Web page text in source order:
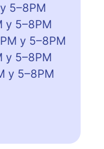
5–8PM
y 5–8PM
y 5–8PM
y 5–8PM
y 5–8PM